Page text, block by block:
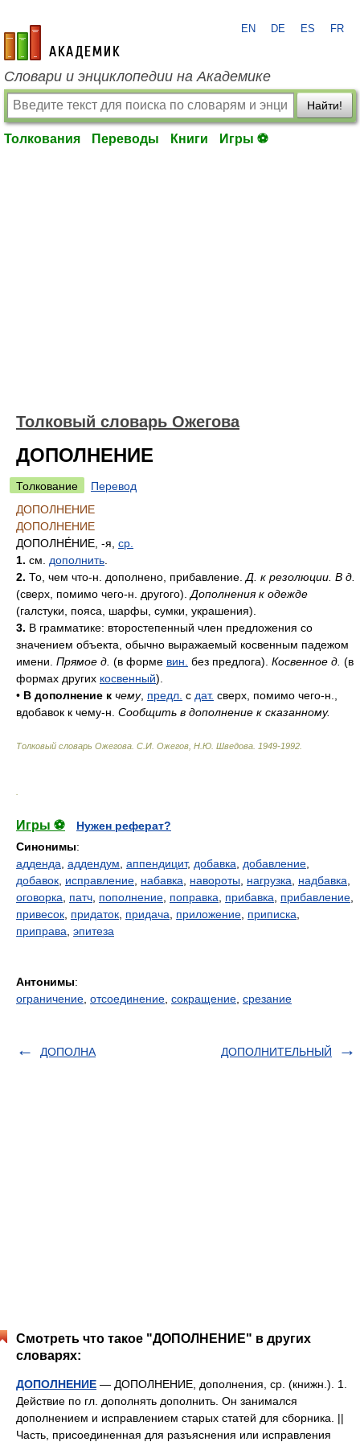
academic.ru
EN DE ES FR
Словари и энциклопедии на Академике
Найти!
Толкования Переводы Книги Игры ⚽
Толковый словарь Ожегова
ДОПОЛНЕНИЕ
Толкование
Перевод
ДОПОЛНЕНИЕ
ДОПОЛНЕНИЕ
ДОПОЛНЕ́НИЕ , -я, ср.
1. см. дополнить
2. То, чем что-н. дополнено, прибавление. Д. к резолюции. В д.
(сверх, помимо чего-н. другого). Дополнения к одежде
(галстуки, пояса, шарфы, сумки, украшения).
3. В грамматике: второстепенный член предложения со
значением объекта, обычно выражаемый косвенным падежом
имени. Прямое д. (в форме вин. без предлога). Косвенное д. (в
формах других косвенный).
• В дополнение к чему, предл. с дат. сверх, помимо чего-н.,
вдобавок к чему-н. Сообщить в дополнение к сказанному.
Толковый словарь Ожегова С.И. Ожегов, Н.Ю. Шведова. 1949-1992
Игры ⚽
Нужен реферат?
Синонимы:
адденда аддендум аппендицит, добавка добавление
добавок исправление набавка навороты нагрузка надбавка
оговорка
патч пополнение поправка прибавка прибавление
привесок придаток придача приложение приписка
приправа эпитеза
Антонимы:
ограничение отсоединение сокращение срезание
ДОПОЛНА ДОПОЛНИТЕЛЬНЫЙ
Смотреть что такое "ДОПОЛНЕНИЕ" в других
словарях:
ДОПОЛНЕНИЕ — ДОПОЛНЕНИЕ, дополнения, ср. (книжн.). 1.
Действие по гл. дополнять дополнить. Он занимался
дополнением и исправлением старых статей для сборника. ||
Часть, присоединенная для разъяснения или исправления